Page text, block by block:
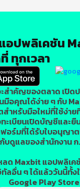
อปพลิเคชัน
ทุกเวลา
สำคัญของตลาด เปิด
อคุณได้ง่าย ๆ กับ
สำหรับมือใหม่ที่ใช้ง่า
เบียนเปิดบัญชีและยื
อร์มที่ได้รับใบอนุญาต
บดูแลของสำนักงาน
ลด Maxbit แอปพลิเ
ลอื่น ๆ ได้แล้ววันนี้ทั้ง
Google Play Store